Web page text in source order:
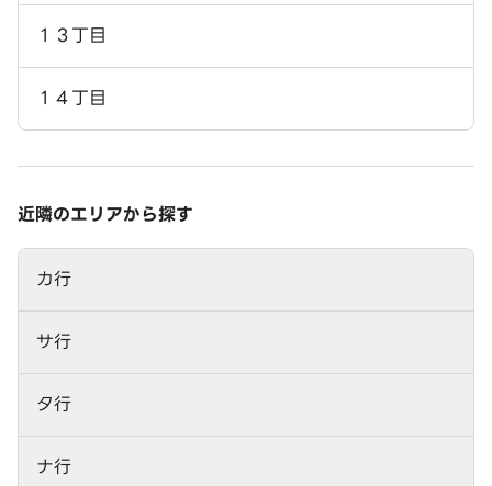
１３丁目
１４丁目
近隣のエリアから探す
カ行
サ行
タ行
ナ行